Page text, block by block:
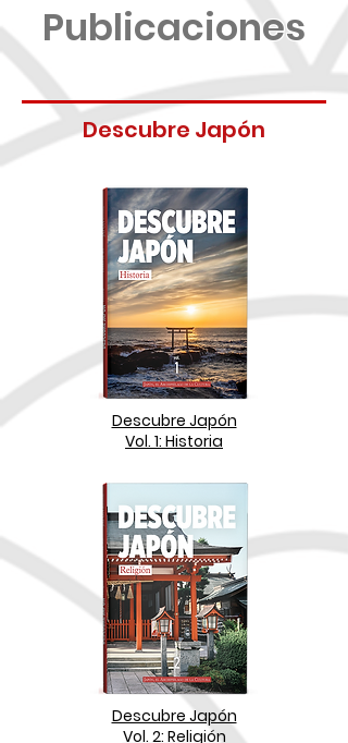
Publicaciones
Descubre Japón
Descubre Japón
Vol. 1: Historia
Descubre Japón
Vol. 2: Religión